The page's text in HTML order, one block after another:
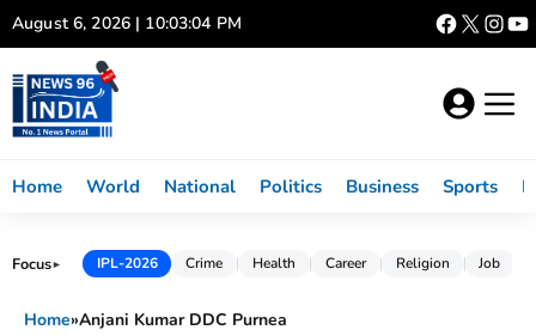
Skip
to
content
August 6, 2026 | 10:03:04 PM
Home World National Politics Business Sports
Focus► IPL-2026 Crime Health Career Religion Job
Home»Anjani Kumar DDC Purnea